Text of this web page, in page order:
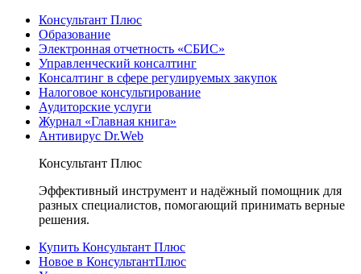
Консультант Плюс
Образование
Электронная отчетность «СБИС»
Управленческий консалтинг
Консалтинг в сфере регулируемых закупок
Налоговое консультирование
Аудиторские услуги
Журнал «Главная книга»
Антивирус Dr.Web
Консультант Плюс
Эффективный инструмент и надёжный помощник для
разных специалистов, помогающий принимать верные
решения.
Купить Консультант Плюс
Новое в КонсультантПлюс